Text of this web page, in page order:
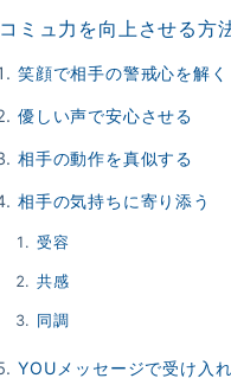
コミュ力を向上させる
笑顔で相手の警戒心を解く
優しい声で安心させる
相手の動作を真似する
相手の気持ちに寄り添う
受容
共感
同調
YOUメッセージで受け入